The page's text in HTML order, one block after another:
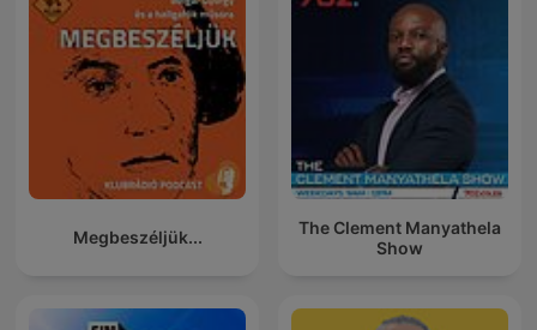
Megbeszéljük...
The Clement Manyathela
Show